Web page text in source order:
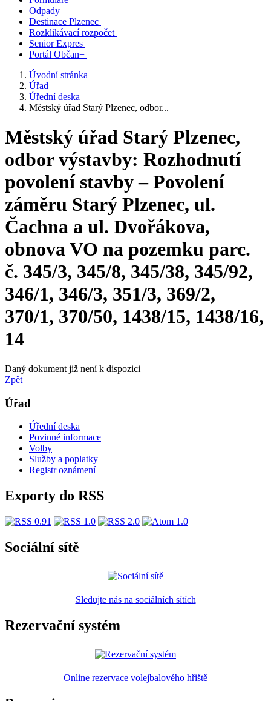
Odpady
Destinace Plzenec
Rozklikávací rozpočet
Senior Expres
Portál Občan+
Úvodní stránka
Úřad
Úřední deska
Městský úřad Starý Plzenec, odbor...
Městský úřad Starý Plzenec,
odbor výstavby: Rozhodnutí
povolení stavby – Povolení
záměru Starý Plzenec, ul.
Čachna a ul. Dvořákova,
obnova VO na pozemku parc.
č. 345/3, 345/8, 345/38, 345/92,
346/1, 346/3, 351/3, 369/2,
370/1, 370/50, 1438/15, 1438/16,
14
Daný dokument již není k dispozici
Zpět
Úřad
Úřední deska
Povinné informace
Volby
Služby a poplatky
Registr oznámení
Exporty do RSS
Sociální sítě
Sledujte nás na sociálních sítích
Rezervační systém
Online rezervace volejbalového hřiště